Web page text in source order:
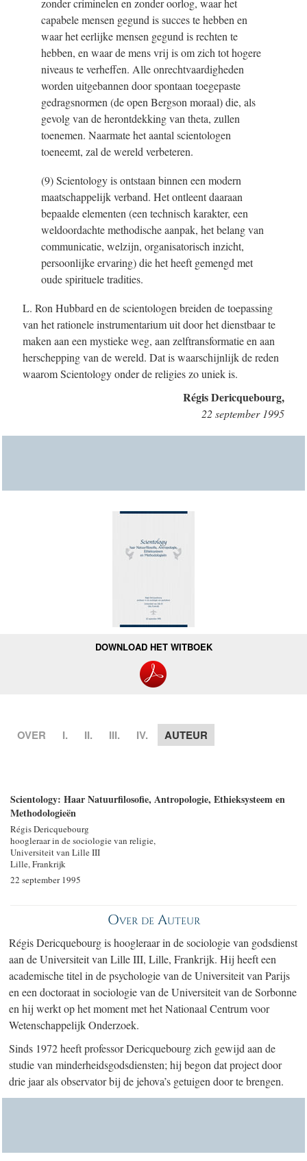
capabele mensen gegund is succes te hebben en
waar het eerlijke mensen gegund is rechten te
hebben, en waar de mens vrij is om zich tot hogere
niveaus te verheffen. Alle onrechtvaardigheden
worden uitgebannen door spontaan toegepaste
gedragsnormen (de open Bergson moraal) die, als
gevolg van de herontdekking van theta, zullen
toenemen. Naarmate het aantal scientologen
toeneemt, zal de wereld verbeteren.
(9) Scientology is ontstaan binnen een modern
maatschappelijk verband. Het ontleent daaraan
bepaalde elementen (een technisch karakter, een
weldoordachte methodische aanpak, het belang van
communicatie, welzijn, organisatorisch inzicht,
persoonlijke ervaring) die het heeft gemengd met
oude spirituele tradities.
L. Ron Hubbard en de scientologen breiden de toepassing
van het rationele instrumentarium uit door het dienstbaar te
maken aan een mystieke weg, aan zelftransformatie en aan
herschepping van de wereld. Dat is waarschijnlijk de reden
waarom Scientology onder de religies zo uniek is.
Régis Dericquebourg,
22 september 1995
DOWNLOAD HET WITBOEK
OVER I. II. III. IV. AUTEUR
Scientology: Haar Natuurfilosofie, Antropologie, Ethieksysteemen
Methodologieën
Régis Dericquebourg
hoogleraar in de sociologie van religie,
Universiteit van Lille III
Lille, Frankrijk
22 september 1995
Over de Auteur
Régis Dericquebourg is hoogleraar in de sociologie van godsdienst
aan de Universiteit van Lille III, Lille, Frankrijk. Hij heeft een
academische titel in de psychologie van de Universiteit van Parijs
en een doctoraat in sociologie van de Universiteit van de Sorbonne
en hij werkt op het moment met het Nationaal Centrum voor
Wetenschappelijk Onderzoek.
Sinds 1972 heeft professor Dericquebourg zich gewijd aan de
studie van minderheidsgodsdiensten; hij begon dat project door
drie jaar als observator bij de jehova’s getuigen door te brengen.